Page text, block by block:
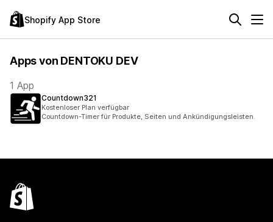
Shopify App Store
Apps von DENTOKU DEV
1 App
Countdown321
Kostenloser Plan verfügbar
Countdown-Timer für Produkte, Seiten und Ankündigungsleisten.